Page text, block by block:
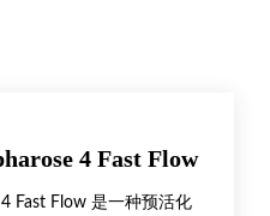
4 Fast Flow
Fast Flow 是一种预活化